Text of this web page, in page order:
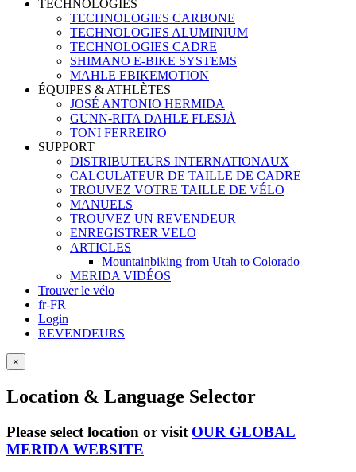
TECHNOLOGIES
TECHNOLOGIES CARBONE
TECHNOLOGIES ALUMINIUM
TECHNOLOGIES CADRE
SHIMANO E-BIKE SYSTEMS
MAHLE EBIKEMOTION
ÉQUIPES & ATHLÈTES
JOSÉ ANTONIO HERMIDA
GUNN-RITA DAHLE FLESJÅ
TONI FERREIRO
SUPPORT
DISTRIBUTEURS INTERNATIONAUX
CALCULATEUR DE TAILLE DE CADRE
TROUVEZ VOTRE TAILLE DE VÉLO
MANUELS
TROUVEZ UN REVENDEUR
ENREGISTRER VELO
ARTICLES
Mountainbiking from Utah to Colorado
MERIDA VIDÉOS
Trouver le vélo
fr-FR
Login
REVENDEURS
×
Location & Language Selector
Please select location or visit OUR GLOBAL
MERIDA WEBSITE